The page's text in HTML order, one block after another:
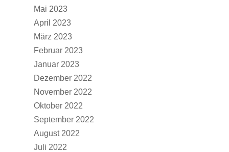
Mai 2023
April 2023
März 2023
Februar 2023
Januar 2023
Dezember 2022
November 2022
Oktober 2022
September 2022
August 2022
Juli 2022